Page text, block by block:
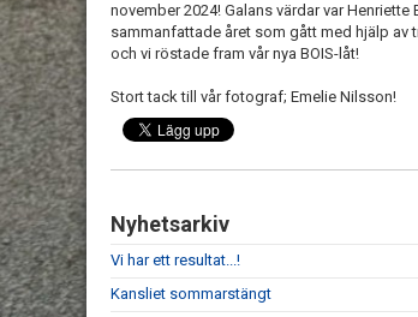
november 2024! Galans värdar var
sammanfattade året som gått med hjälp av
och vi röstade fram vår nya BOIS-låt!
Stort tack till vår fotograf; Emelie Nilsson!
Nyhetsarkiv
Vi har ett resultat...!
Kansliet sommarstängt